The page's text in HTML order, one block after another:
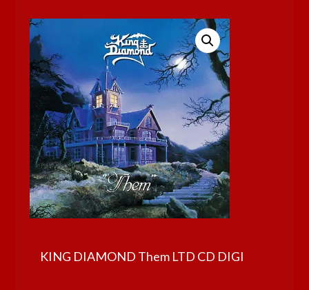
KING DIAMOND Them LTD CD DIGI